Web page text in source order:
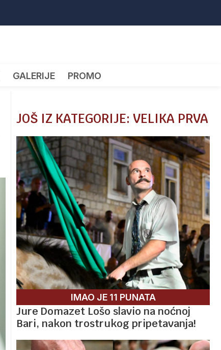
GALERIJE PROMO
JOŠ IZ KATEGORIJE: VELIKA PRVA
IMAO JE 11 PUNATA
Jure Domazet Lošo slavio na noćnoj
Bari, nakon trostrukog pripetavanja!